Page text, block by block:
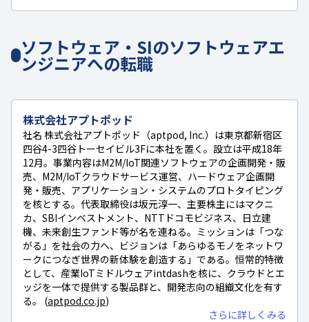
ソフトウェア・SIのソフトウェアエ
ンジニアへの転職
株式会社アプトポッド
社名 株式会社アプトポッド（aptpod, Inc.）は東京都新宿区
四谷4-3四谷トーセイビル3Fに本社を置く。設立は平成18年
12月。事業内容はM2M/IoT関連ソフトウェアの企画開発・販
売、M2M/IoTクラウドサービス運営、ハードウェア企画開
発・販売、アプリケーション・システムのプロトタイピング
を核とする。代表取締役は坂元淳一、主要株主にはマクニ
カ、SBIインベストメント、NTTドコモビジネス、日立建
機、未来創生ファンド等が名を連ねる。ミッションは「つな
がる」を社会の力へ、ビジョンは「あらゆるモノをネットワ
ークにつなぎ世界の新体験を創造する」である。恒常的特徴
として、産業IoTミドルウェアintdashを核に、クラウドとエ
ッジを一体で提供する製品群と、開発志向の組織文化を有す
る。 (aptpod.co.jp)
さらに詳しくみる